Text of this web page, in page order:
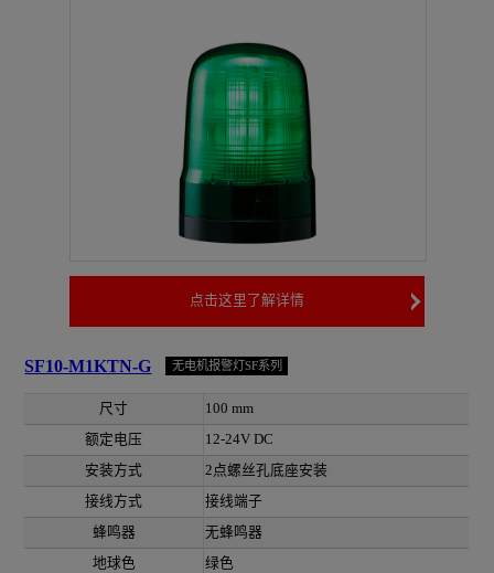
点击这里了解详情
SF10-M1KTN-G 无电机报警灯SF系列
尺寸
100 mm
额定电压
12-24V DC
安装方式
2点螺丝孔底座安装
接线方式
接线端子
蜂鸣器
无蜂鸣器
地球色
绿色